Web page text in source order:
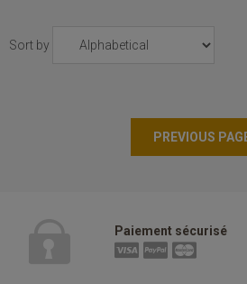
Sort by
Paiement sécurisé